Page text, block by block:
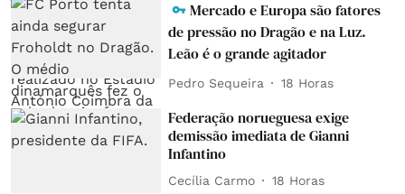
Mercado e Europa são fatores
de pressão no Dragão e na Luz.
Leão é o grande agitador
Pedro Sequeira 18 Horas
Federação norueguesa exige
demissão imediata de Gianni
Infantino
Cecília Carmo 18 Horas